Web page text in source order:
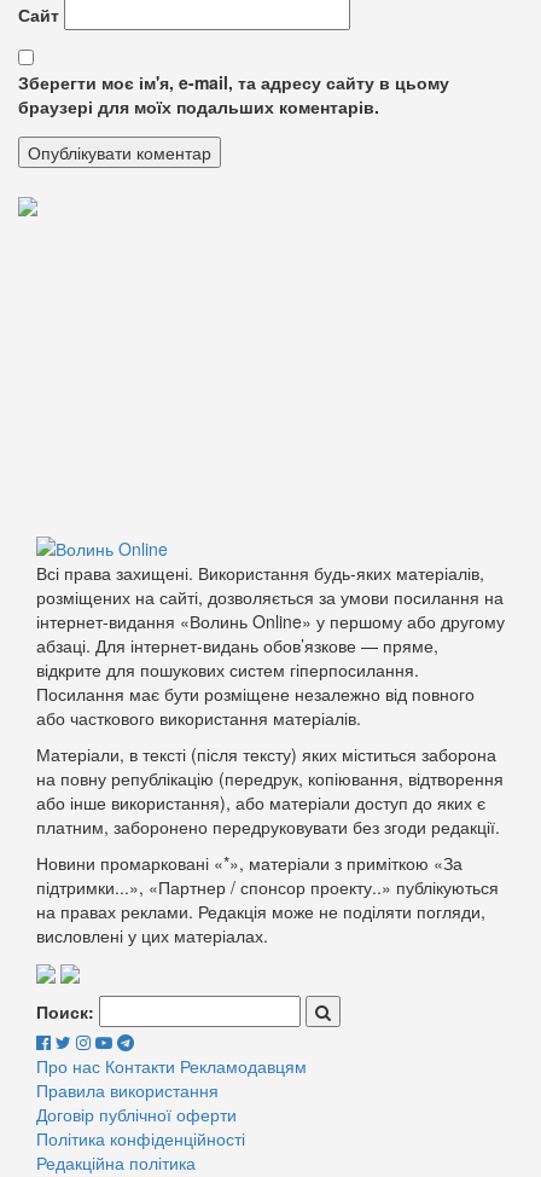
Сайт
Зберегти моє ім'я, e-mail, та адресу сайту в цьому
браузері для моїх подальших коментарів.
Всі права захищені. Використання будь-яких матеріалів,
розміщених на сайті, дозволяється за умови посилання на
інтернет-видання «Волинь Online» у першому або другому
абзаці. Для інтернет-видань обов’язкове — пряме,
відкрите для пошукових систем гіперпосилання.
Посилання має бути розміщене незалежно від повного
або часткового використання матеріалів.
Матеріали, в тексті (після тексту) яких міститься заборона
на повну републікацію (передрук, копіювання, відтворення
або інше використання), або матеріали доступ до яких є
платним, заборонено передруковувати без згоди редакції.
Новини промарковані «*», матеріали з приміткою «За
підтримки...», «Партнер / спонсор проекту..» публікуються
на правах реклами. Редакція може не поділяти погляди,
висловлені у цих матеріалах.
Поиск:
Про нас Контакти Рекламодавцям
Правила використання
Договір публічної оферти
Політика конфіденційності
Редакційна політика